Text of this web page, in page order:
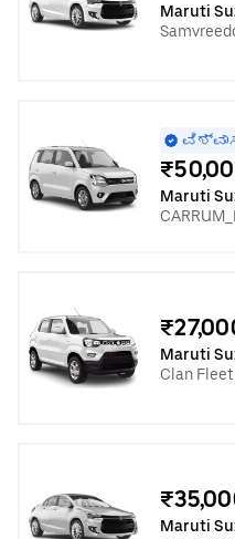
Maruti
Maruti
Maruti
Clan
Maruti